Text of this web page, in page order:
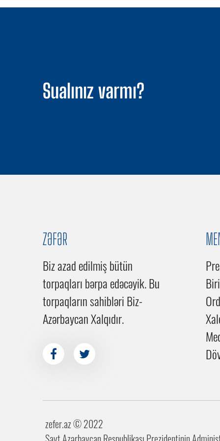
Sualınız varmı?
ZƏFƏR
Biz azad edilmiş bütün
torpaqları bərpa edəcəyik. Bu
torpaqların sahibləri Biz-
Azərbaycan Xalqıdır.
zefer.az ©️ 2022